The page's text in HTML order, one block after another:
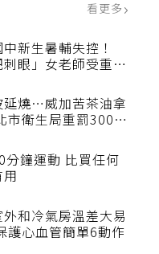
看更多
中新生暑輔失控！
刺眼」女老師受重傷
延燒…威加苦茶油拿
市衛生局重罰300萬
分鐘運動 比買任何
用
外和冷氣房溫差大易
護心血管簡單6動作